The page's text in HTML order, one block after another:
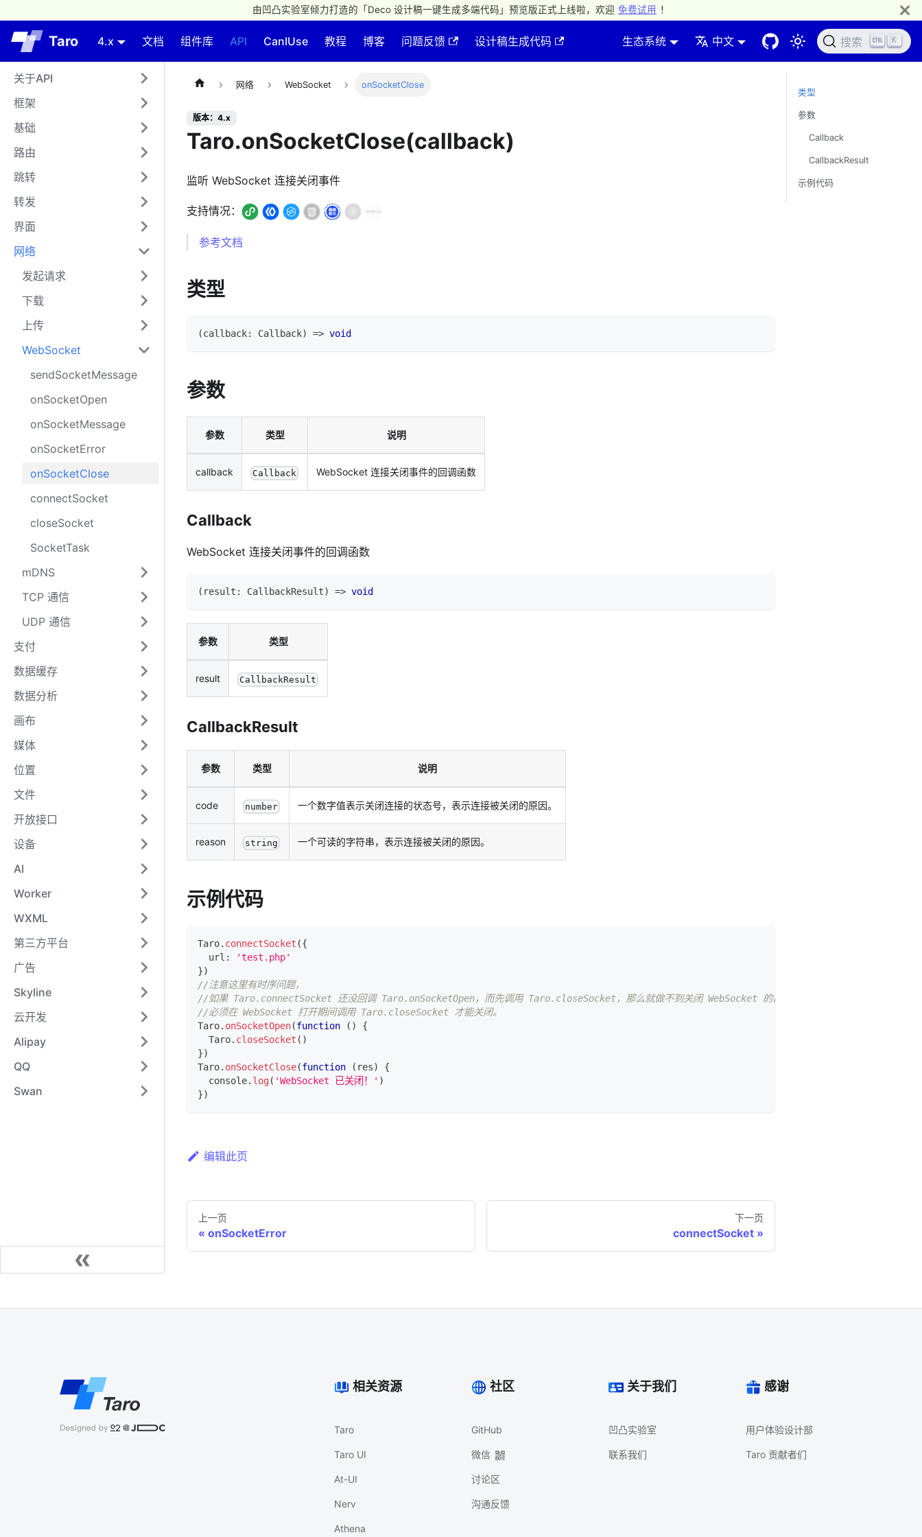
由凹凸实验室倾力打造的「Deco 设计稿一键生成多端代码」预览版正式上线啦，欢迎 免费试用 ！
Taro 4.x 文档 组件库 API CanIUse 教程 博客 问题反馈 设计稿生成代码 生态系统 中文 搜索 K
关于API
框架
基础
路由
跳转
转发
界面
网络
发起请求
下载
上传
WebSocket
sendSocketMessage
onSocketOpen
onSocketMessage
onSocketError
onSocketClose
connectSocket
closeSocket
SocketTask
mDNS
TCP 通信
UDP 通信
支付
数据缓存
数据分析
画布
媒体
位置
文件
开放接口
设备
AI
Worker
WXML
第三方平台
广告
Skyline
云开发
Alipay
QQ
Swan
网络 WebSocket onSocketClose
版本：4.x
Taro.onSocketClose(callback)
监听 WebSocket 连接关闭事件
支持情况：
参考文档
类型
(callback: Callback) => void
参数
参数 类型 说明
callback Callback WebSocket 连接关闭事件的回调函数
Callback
WebSocket 连接关闭事件的回调函数
( result : CallbackResult) => void
参数 类型
result CallbackResult
CallbackResult
参数 类型 说明
code number 一个数字值表示关闭连接的状态号，表示连接被关闭的原因。
reason string 一个可读的字符串，表示连接被关闭的原因。
示例代码
Taro. connectSocket ({
  url
:
'test.php'
})
//注意这里有时序问题，
//如果 Taro.connectSocket 还没回调 Taro.onSocketOpen，而先调用 Taro.closeSocket，那么就做不到关闭 WebSocket 的目的。
//必须在 WebSocket 打开期间调用 Taro.closeSocket 才能关闭。
Taro. onSocketOpen(function ( )
{
Taro. closeSocket ( )
})
Taro. onSocketClose(function ( res)
{
console. log( 'WebSocket 已关闭！' )
})
编辑此页
上一页
onSocketError
下一页
connectSocket
类型
参数
Callback
CallbackResult
示例代码
相关资源
Taro
Taro UI
At-UI
Nerv
Athena
社区
GitHub
微信
讨论区
沟通反馈
关于我们
凹凸实验室
联系我们
感谢
用户体验设计部
Taro 贡献者们